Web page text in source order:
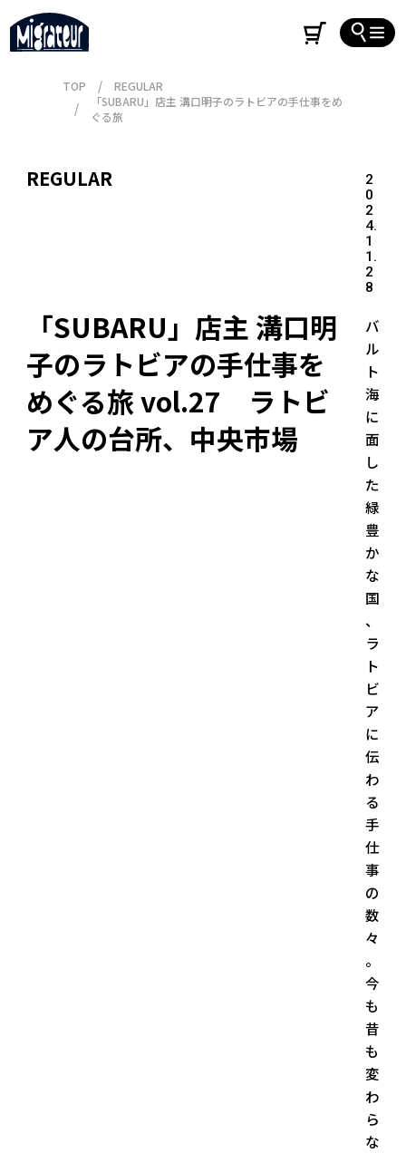
TOP
REGULAR
「SUBARU」店主 溝口明子のラトビアの手仕事をめ
ぐる旅
REGULAR
2
0
2
4.
1
1.
2
8
「SUBARU」店主 溝口明
子のラトビアの手仕事を
めぐる旅 vol.27　ラトビ
ア人の台所、中央市場
バ
ル
ト
海
に
面
し
た
緑
豊
か
な
国
、
ラ
ト
ビ
ア
に
伝
わ
る
手
仕
事
の
数
々
。
今
も
昔
も
変
わ
ら
な